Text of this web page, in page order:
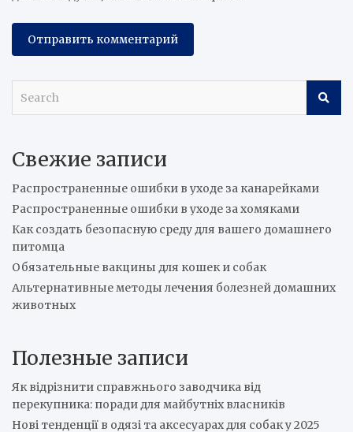
c
Свежие записи
Распространенные ошибки в уходе за канарейками
Распространенные ошибки в уходе за хомяками
Как создать безопасную среду для вашего домашнего
питомца
Обязательные вакцины для кошек и собак
Альтернативные методы лечения болезней домашних
животных
Полезные записи
Як відрізнити справжнього заводчика від
перекупника: поради для майбутніх власників
Нові тенденції в одязі та аксесуарах для собак у 2025